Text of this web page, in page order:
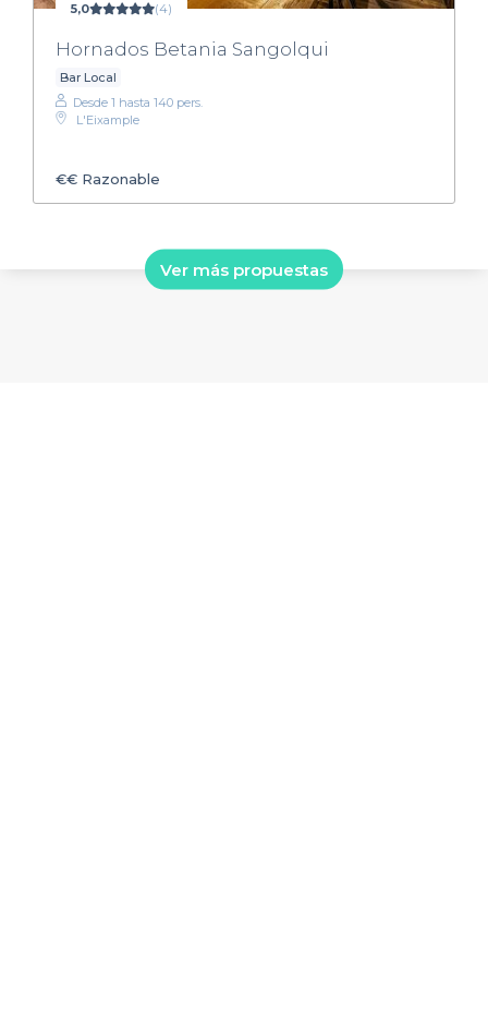
5,0 (4)
Hornados Betania Sangolqui
Bar Local
Desde 1 hasta 140 pers.
L'Eixample
€€ Razonable
Ver más propuestas